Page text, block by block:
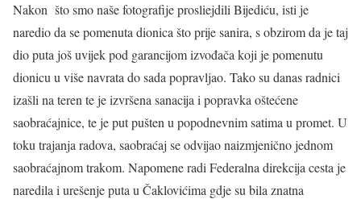
Nakon što smo naše fotografije prosliejdili Bijediću, isti je
naredio da se pomenuta dionica što prije sanira, s obzirom da je taj
dio puta još uvijek pod garancijom izvođača koji je pomenutu
dionicu u više navrata do sada popravljao. Tako su danas radnici
izašli na teren te je izvršena sanacija i popravka oštećene
saobraćajnice, te je put pušten u popodnevnim satima u promet. U
toku trajanja radova, saobraćaj se odvijao naizmjenično jednom
saobraćajnom trakom. Napomene radi Federalna direkcija cesta je
naredila i urešenje puta u Čaklovićima gdje su bila znatna